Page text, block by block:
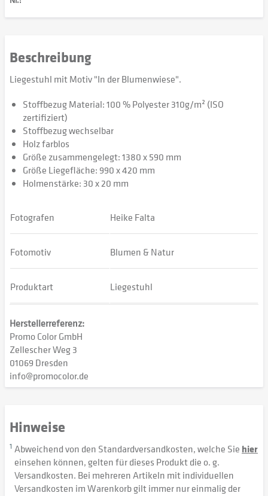
Beschreibung
Liegestuhl mit Motiv "In der Blumenwiese".
Stoffbezug Material: 100 % Polyester 310g/m² (ISO
zertifiziert)
Stoffbezug wechselbar
Holz farblos
Größe zusammengelegt: 1380 x 590 mm
Größe Liegefläche: 990 x 420 mm
Holmenstärke: 30 x 20 mm
Fotografen Heike Falta
Fotomotiv Blumen & Natur
Produktart Liegestuhl
Herstellerreferenz:
Promo Color GmbH
Zellescher Weg 3
01069 Dresden
info@promocolor.de
Hinweise
1 Abweichend von den Standardversandkosten, welche Sie hier
einsehen können, gelten für dieses Produkt die o. g.
Versandkosten. Bei mehreren Artikeln mit individuellen
Versandkosten im Warenkorb gilt immer nur einmalig der